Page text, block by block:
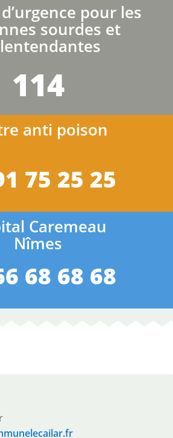
pour les
sourdes et
114
anti poison
75 25 25
Caremeau
Nîmes
68 68 68